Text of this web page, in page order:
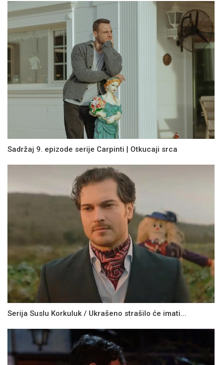
Sadržaj 9. epizode serije Carpinti | Otkucaji srca
Serija Suslu Korkuluk / Ukrašeno strašilo će imati...